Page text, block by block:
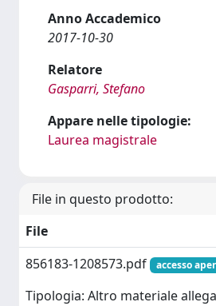
Anno Accademico
2017-10-30
Relatore
Gasparri, Stefano
Appare nelle tipologie:
Laurea magistrale
File in questo prodotto:
File
856183-1208573.pdf
accesso
Tipologia: Altro materiale